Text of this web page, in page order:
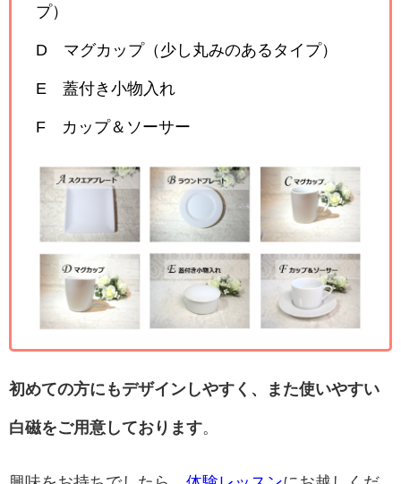
プ）
D マグカップ（少し丸みのあるタイプ）
E 蓋付き小物入れ
F カップ＆ソーサー
初めての方にもデザインしやすく、また使いやすい
白磁をご用意しております。